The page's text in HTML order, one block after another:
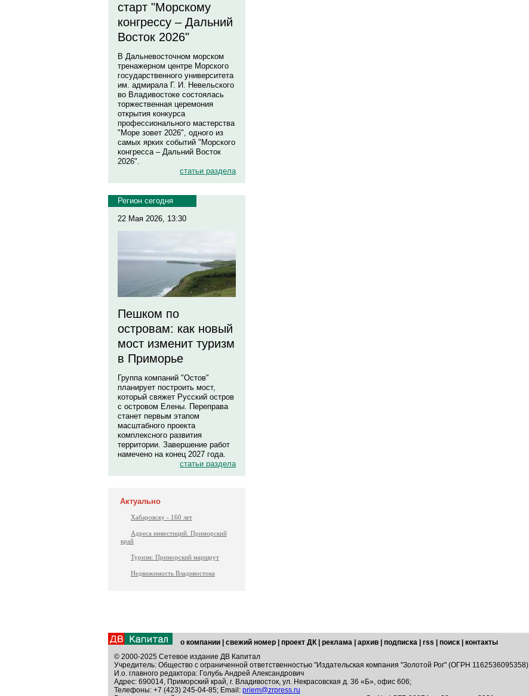
старт "Морскому
конгрессу – Дальний
Восток 2026"
В Дальневосточном морском
тренажерном центре Морского
государственного университета
им. адмирала Г. И. Невельского
во Владивостоке состоялась
торжественная церемония
открытия конкурса
профессионального мастерства
"Море зовет 2026", одного из
самых ярких событий "Морского
конгресса – Дальний Восток
2026".
статьи раздела
Регион сегодня
22 Мая 2026, 13:30
Пешком по
островам: как новый
мост изменит туризм
в Приморье
Группа компаний "Остов"
планирует построить мост,
который свяжет Русский остров
с островом Елены. Переправа
станет первым этапом
масштабного проекта
комплексного развития
территории. Завершение работ
намечено на конец 2027 года.
статьи раздела
Актуально
Хабаровску - 160 лет
Адреса инвестиций. Приморский
край
Туризм: Приморский маршрут
Недвижимость Владивостока
о компании свежий номер проект ДК реклама архив подписка rss поиск
контакты
© 2000-2025 Сетевое издание ДВ Капитал
Учредитель: Общество с ограниченной ответственностью "Издательская компания "Золотой Рог" (ОГРН 1162536095358)
И.о. главного редактора: Голубь Андрей Александрович
Адрес: 690014, Приморский край, г. Владивосток, ул. Некрасовская д. 36 «Б», офис 606;
Телефоны: +7 (423) 245-04-85; Email: priem@zrpress.ru